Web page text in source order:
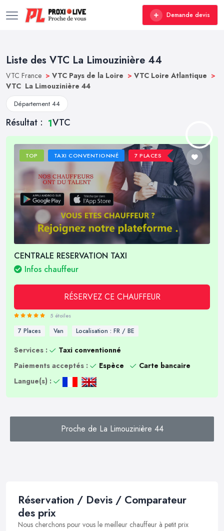
Demande devis
Liste des VTC La Limouzinière 44
VTC France > VTC Pays de la Loire > VTC Loire Atlantique >
VTC La Limouzinière 44
Département 44
Résultat : 1VTC
TOP TAXI CONVENTIONNÉ 7 PLACES
CENTRALE RESERVATION TAXI
Infos chauffeur
RÉSERVEZ CE CHAUFFEUR
5 étoiles
7 Places Van Localisation : FR / BE
Services :
Taxi conventionné
Paiements acceptés :
Espèce
Carte bancaire
Langue(s) :
Proche de La Limouzinière 44
Réservation / Devis / Comparateur
des prix
Nous cherchons pour vous le meilleur chauffeur à petit prix